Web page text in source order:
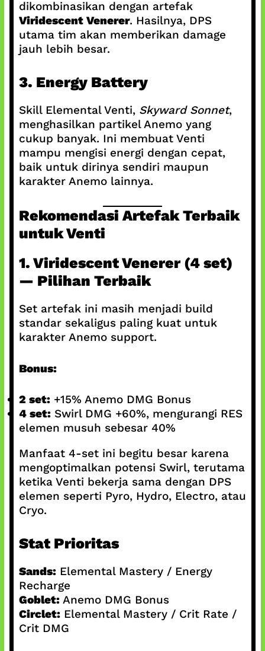
dikombinasikan dengan artefak
Viridescent Venerer. Hasilnya, DPS
utama tim akan memberikan damage
jauh lebih besar.
3. Energy Battery
Skill Elemental Venti, Skyward Sonnet,
menghasilkan partikel Anemo yang
cukup banyak. Ini membuat Venti
mampu mengisi energi dengan cepat,
baik untuk dirinya sendiri maupun
karakter Anemo lainnya.
Rekomendasi Artefak Terbaik
untuk Venti
1. Viridescent Venerer (4 set)
— Pilihan Terbaik
Set artefak ini masih menjadi build
standar sekaligus paling kuat untuk
karakter Anemo support.
Bonus:
2 set:+15% Anemo DMG Bonus
4 set:Swirl DMG +60%, mengurangi RES
elemen musuh sebesar 40%
Manfaat 4-set ini begitu besar karena
mengoptimalkan potensi Swirl, terutama
ketika Venti bekerja sama dengan DPS
elemen seperti Pyro, Hydro, Electro, atau
Cryo.
Stat Prioritas
Sands:Elemental Mastery / Energy
Recharge
Goblet:Anemo DMG Bonus
Circlet:Elemental Mastery / Crit Rate /
Crit DMG